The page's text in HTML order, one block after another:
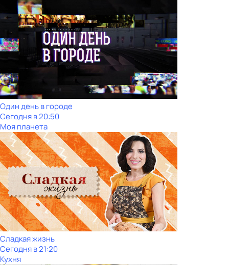
Один день в городе
Сегодня в 20:50
Моя планета
Сладкая жизнь
Сегодня в 21:20
Кухня